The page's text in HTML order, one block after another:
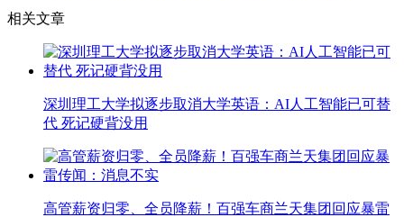
相关文章
深圳理工大学拟逐步取消大学英语：AI人工智能已可替
代 死记硬背没用
高管薪资归零、全员降薪！百强车商兰天集团回应暴雷